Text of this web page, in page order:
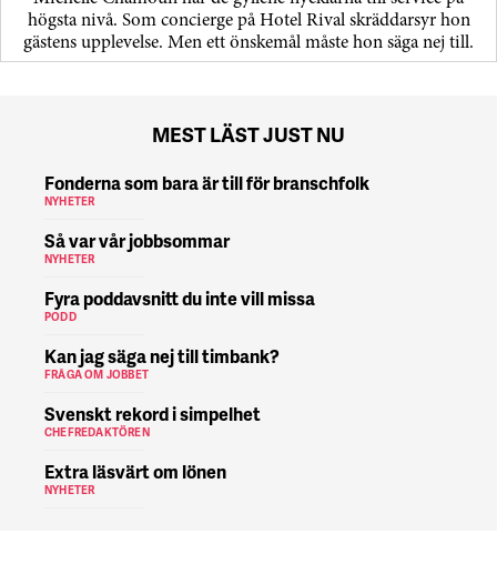
högsta nivå. Som concierge på Hotel Rival skräddarsyr hon
gästens upp­levelse. Men ett önskemål måste hon säga nej till.
MEST LÄST JUST NU
Fonderna som bara är till för branschfolk
NYHETER
Så var vår jobbsommar
NYHETER
Fyra poddavsnitt du inte vill missa
PODD
Kan jag säga nej till timbank?
FRÅGA OM JOBBET
Svenskt rekord i simpelhet
CHEFREDAKTÖREN
Extra läsvärt om lönen
NYHETER